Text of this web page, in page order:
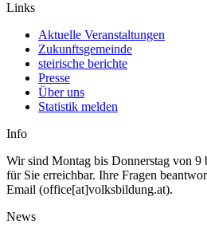
Links
Aktuelle Veranstaltungen
Zukunftsgemeinde
steirische berichte
Presse
Über uns
Statistik melden
Info
Wir sind Montag bis Donnerstag von 9
für Sie erreichbar. Ihre Fragen
Email (office[at]volksbildung.at).
News